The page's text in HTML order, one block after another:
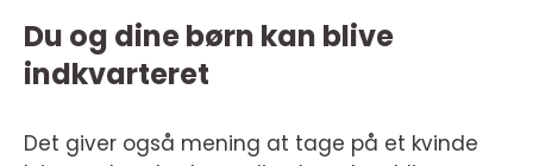
Du og dine børn kan blive
indkvarteret
Det giver også mening at tage på et kvinde